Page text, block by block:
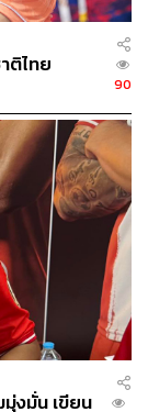
ติไทย
90
มุ่งมั่น เขียน